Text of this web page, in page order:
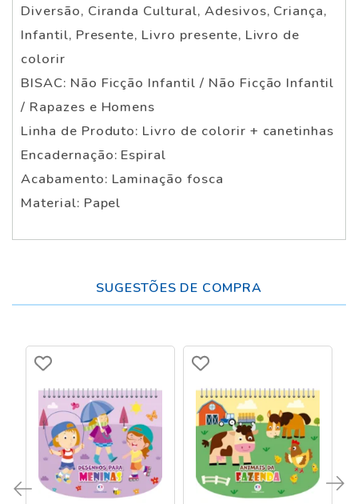
Diversão, Ciranda Cultural, Adesivos, Criança,
Infantil, Presente, Livro presente, Livro de
colorir
BISAC: Não Ficção Infantil / Não Ficção Infantil
/ Rapazes e Homens
Linha de Produto: Livro de colorir + canetinhas
Encadernação: Espiral
Acabamento: Laminação fosca
Material: Papel
SUGESTÕES DE COMPRA